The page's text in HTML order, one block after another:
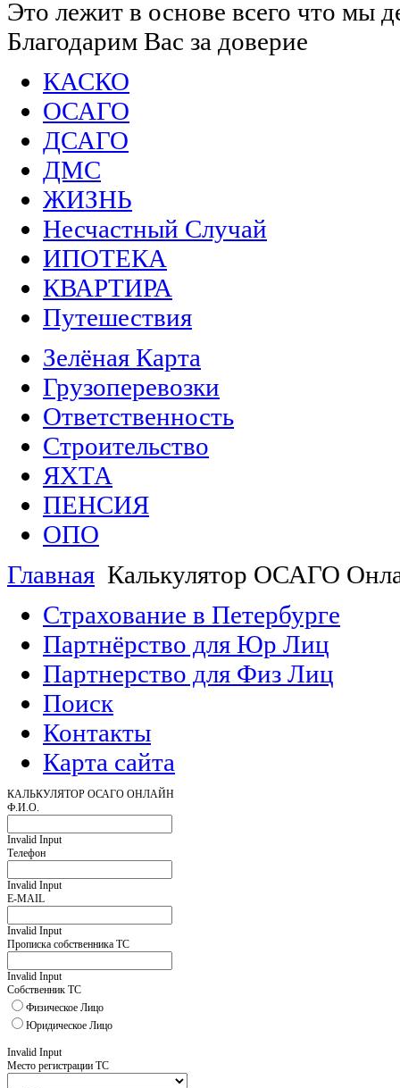
Это лежит в основе всего что мы
Благодарим Вас за доверие
КАСКО
ОСАГО
ДСАГО
ДМС
ЖИЗНЬ
Несчастный Случай
ИПОТЕКА
КВАРТИРА
Путешествия
Зелёная Карта
Грузоперевозки
Ответственность
Строительство
ЯХТА
ПЕНСИЯ
ОПО
Главная Калькулятор ОСАГО
Страхование в Петербурге
Партнёрство для Юр Лиц
Партнерство для Физ Лиц
Поиск
Контакты
Карта сайта
КАЛЬКУЛЯТОР ОСАГО ОНЛАЙН
Ф.И.О.
Invalid Input
Телефон
Invalid Input
E-MAIL
Invalid Input
Прописка собственника ТС
Invalid Input
Собственник ТС
Физическое Лицо
Юридическое Лицо
Invalid Input
Место регистрации ТС